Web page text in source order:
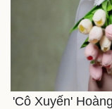
Thế giới thể thao
'Cô Xuyến'